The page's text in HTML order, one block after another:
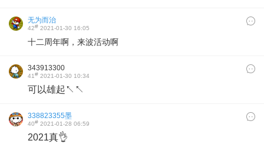
无为而治
42# 2021-01-30 16:05
十二周年啊，来波活动啊
343913300
41# 2021-01-30 10:34
可以雄起↖↖
338823355墨
40# 2021-01-28 06:59
2021真👌